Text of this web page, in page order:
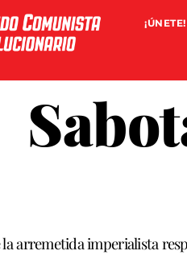
¡ÚNETE!
la arremetida imperialista